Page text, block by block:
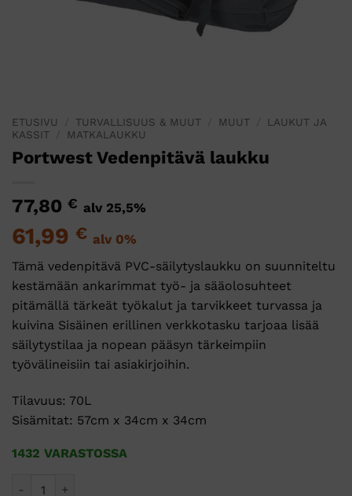
ETUSIVU TURVALLISUUS & MUUT MUUT
LAUKUT JA
KASSIT
MATKALAUKKU
Portwest Vedenpitävä laukku
77,80 € alv 25,5%
61,99 € alv 0%
Tämä vedenpitävä PVC-säilytyslaukku on suunniteltu
kestämään ankarimmat työ- ja sääolosuhteet
pitämällä tärkeät työkalut ja tarvikkeet turvassa ja
kuivina Sisäinen erillinen verkkotasku tarjoaa lisää
säilytystilaa ja nopean pääsyn tärkeimpiin
työvälineisiin tai asiakirjoihin.
Tilavuus: 70L
Sisämitat: 57cm x 34cm x 34cm
1432 VARASTOSSA